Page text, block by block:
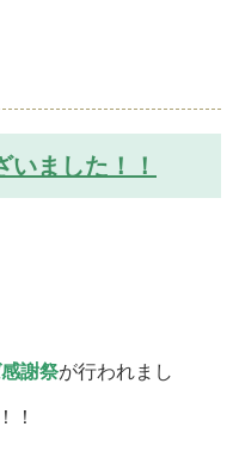
いました！！
謝祭が行われまし
！